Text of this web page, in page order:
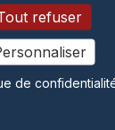
l’éolien
à ses
qui
refuser
de